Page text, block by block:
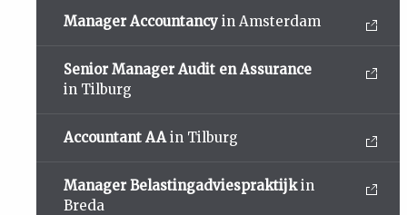
Manager Accountancy in Amsterdam
Senior Manager Audit en Assurance
in Tilburg
Accountant AAin Tilburg
Manager Belastingadviespraktijkin
Breda